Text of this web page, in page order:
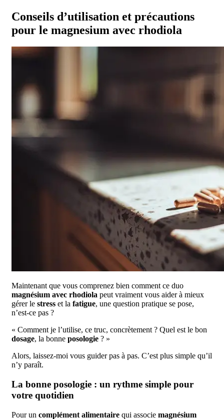
Conseils d’utilisation et précautions
pour le magnesium avec rhodiola
Maintenant que vous comprenez bien comment ce duo
magnésium avec rhodiola peut vraiment vous aider à mieux
gérer le stress et la fatigue, une question pratique se pose,
n’est-ce pas ?
« Comment je l’utilise, ce truc, concrètement ? Quel est le bon
dosage, la bonne posologie ? »
Alors, laissez-moi vous guider pas à pas. C’est plus simple qu’il
n’y paraît.
La bonne posologie : un rythme simple pour
votre quotidien
Pour un complément alimentaire qui associe magnésium